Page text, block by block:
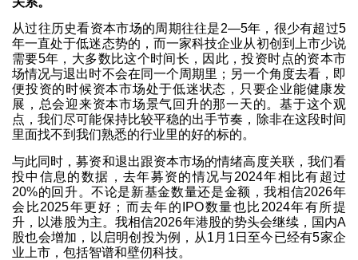
从过往历史看资本市场的周期往往是2—5年，很少有超过5
年一直处于低迷态势的，而一家科技企业从初创到上市少说
需要5年，大多数比这个时间长，因此，投资时点的资本市
场情况与退出时不会在同一个周期里；另一个角度去看，即
便投资的时候资本市场处于低迷状态，只要企业能健康发
展，总会迎来资本市场景气回升的那一天的。基于这个观
点，我们尽可能保持比较平稳的出手节奏，除非在这段时间
里面找不到我们熟悉的行业里的好的标的。
与此同时，募资和退出跟资本市场的情绪高度关联，我们看
投中信息的数据，去年募资的情况与2024年相比有超过
20%的回升。不论是新基金数量还是金额，我相信2026年
会比2025年更好；而去年的IPO数量也比2024年有所提
升，以港股为主。我相信2026年港股的势头会继续，国内A
股也会增加，以启明创投为例，从1月1日至今已经有5家企
业上市，包括智谱和壁仞科技。